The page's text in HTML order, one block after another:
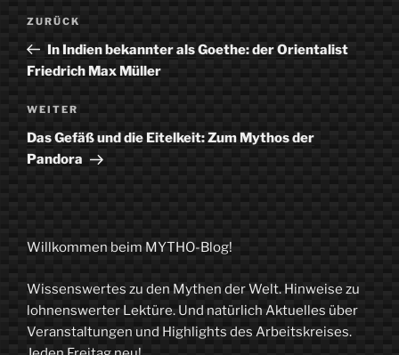
Beitragsnavigation
Vorheriger
Beitrag
ZURÜCK
In Indien bekannter als Goethe: der Orientalist
Friedrich Max Müller
Nächster
Beitrag
WEITER
Das Gefäß und die Eitelkeit: Zum Mythos der
Pandora
Willkommen beim MYTHO-Blog!
Wissenswertes zu den Mythen der Welt. Hinweise zu
lohnenswerter Lektüre. Und natürlich Aktuelles über
Veranstaltungen und Highlights des Arbeitskreises.